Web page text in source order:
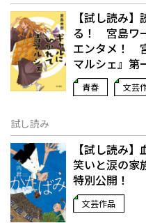
【試し読み
る！ 宮島ワ
エンタメ！
マルシェ』第
青春 文芸
試し読み
【試し読み
笑いと涙の家
特別公開！
文芸作品